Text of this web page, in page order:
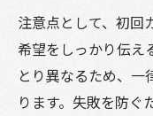
注意点として、初回
希望をしっかり伝え
とり異なるため、一
ります。失敗を防ぐ